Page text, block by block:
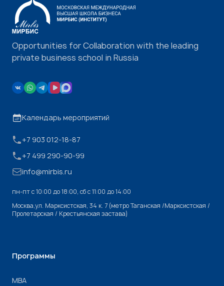
Opportunities for Collaboration with the leading
private business school in Russia
Календарь мероприятий
+7 903 012-18-87
+7 499 290-90-99
info@mirbis.ru
пн-пт с 10:00 до 18:00, cб с 11:00 до 14:00
Москва,ул. Марксистская, 34 к. 7 (метро Таганская /Марксистская /
Пролетарская / Крестьянская застава)
Программы
МВА